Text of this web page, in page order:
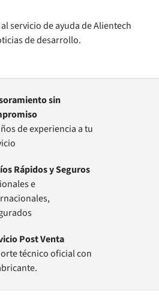
servicio de ayuda de Alientech
de desarrollo.
sin
de experiencia a tu
Rápidos y Seguros
e
Post Venta
técnico oficial con